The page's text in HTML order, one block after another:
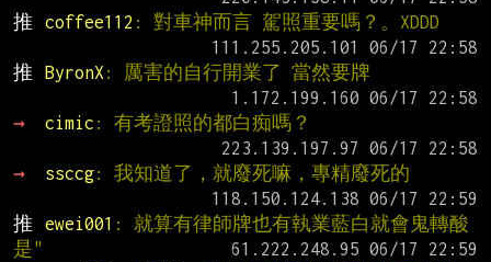
推
coffee112 : 對車神而言 駕照重要嗎？。XDDD
推
ByronX : 厲害的自行開業了 當然要牌
→
cimic : 有考證照的都白痴嗎？
→
ssccg: 我知道了，就廢死嘛，專精廢死的
推
ewei001 : 就算有律師牌也有執業藍白就會鬼轉酸
是"